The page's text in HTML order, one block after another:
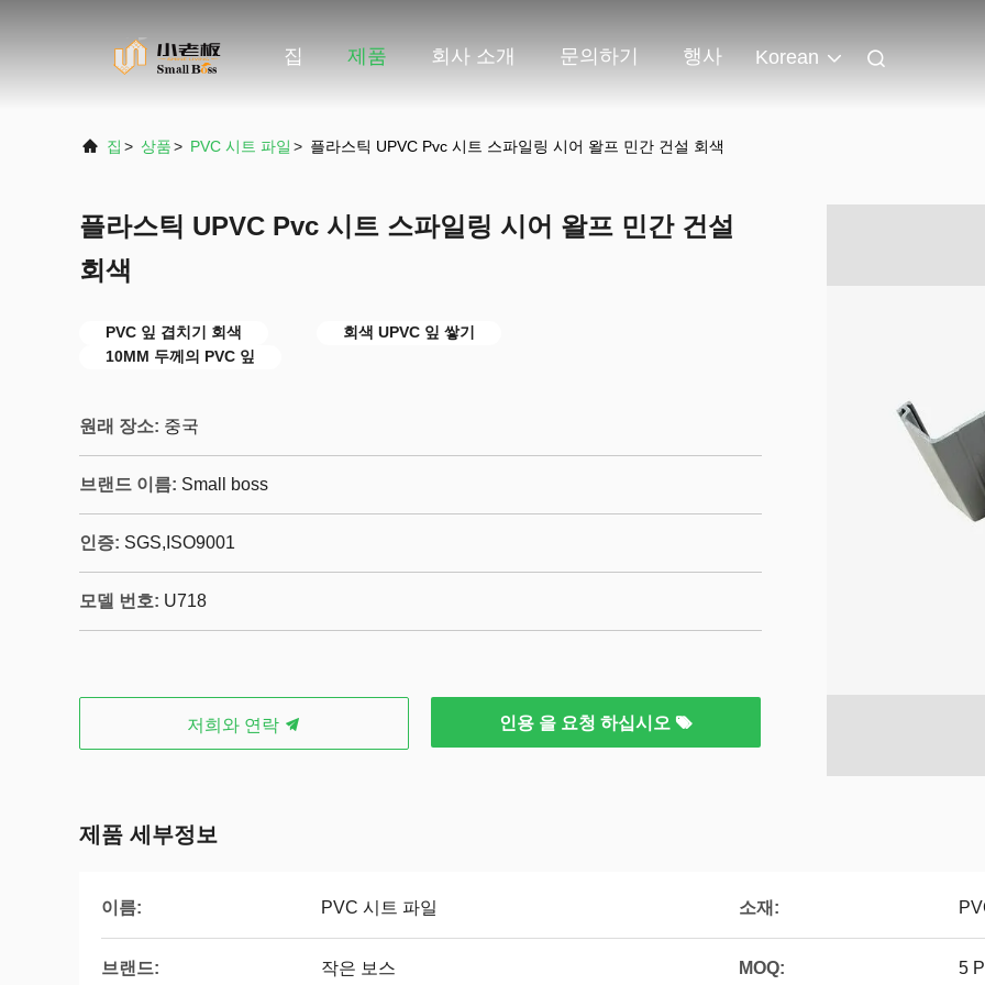
집 제품 회사 소개 문의하기 행사 Korean
집 > 상품> PVC 시트 파일 > 플라스틱 UPVC Pvc 시트 스파일링 시어 왈프 민간 건설 회색
플라스틱 UPVC Pvc 시트 스파일링 시어 왈프 민간 건설
회색
PVC 잎 겹치기 회색
회색 UPVC 잎 쌓기
10MM 두께의 PVC 잎
원래 장소: 중국
브랜드 이름: Small boss
인증: SGS,ISO9001
모델 번호: U718
저희와 연락 인용 을 요청 하십시오
제품 세부정보
이름: PVC 시트 파일 소재:
브랜드: 작은 보스 MOQ: 5